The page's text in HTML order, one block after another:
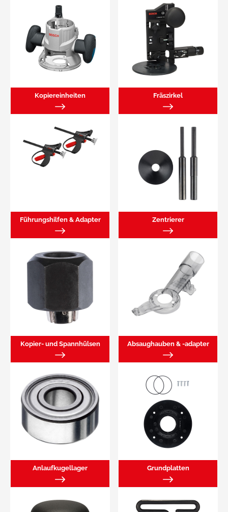
Kopiereinheiten Fräszirkel
Führungshilfen & Adapter Zentrierer
Kopier- und Spannhülsen Absaughauben & -adapter
Anlaufkugellager Grundplatten